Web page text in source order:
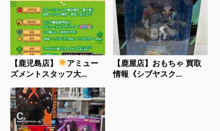
【鹿児島店】
アミュー
ズメントスタッフ大...
【鹿屋店】おもちゃ 買取
情報《シブヤスク...